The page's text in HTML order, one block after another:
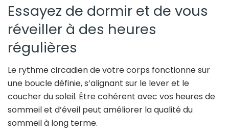
Essayez de dormir et de vous
réveiller à des heures
régulières
Le rythme circadien de votre corps fonctionne sur
une boucle définie, s’alignant sur le lever et le
coucher du soleil. Être cohérent avec vos heures de
sommeil et d’éveil peut améliorer la qualité du
sommeil à long terme.